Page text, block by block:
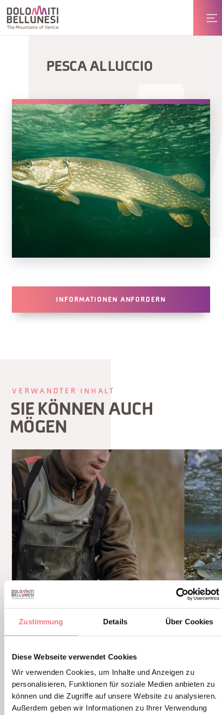
Zustimmung Details Über Cookies
Diese Webseite verwendet Cookies
Wir verwenden Cookies, um Inhalte und Anzeigen zu
personalisieren, Funktionen für soziale Medien anbieten zu
können und die Zugriffe auf unsere Website zu analysieren.
Außerdem geben wir Informationen zu Ihrer Verwendung
PESCA AL LUCCIO
INFORMATIONEN ANFORDERN
VERWANDTER INHALT
SIE KÖNNEN AUCH
MÖGEN
CARPFISHING TROTA